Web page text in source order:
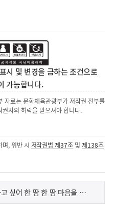
시 및 변경을 금하는 조건으로
가능합니다.
자료는 문화체육관광부가 저작권 전부를
자의 허락을 받으셔야 합니다.
며, 위반 시 저작권법 제37조 및제138조
"위대한 헌신에 걸맞은 보답 하고 싶어 한 땀 한 땀 마음을 담았습니다"